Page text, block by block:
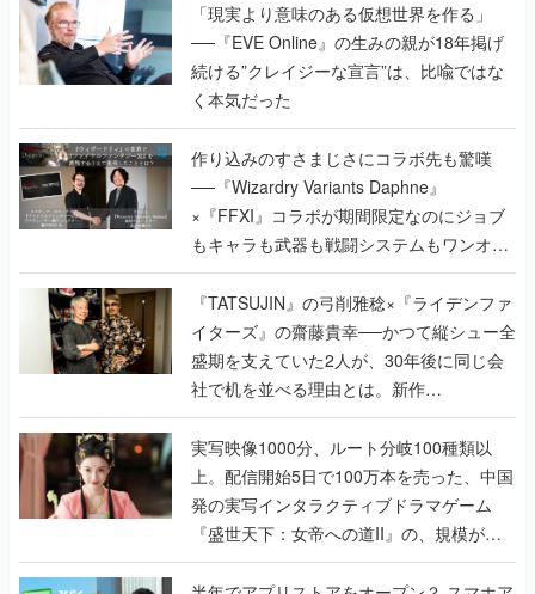
「現実より意味のある仮想世界を作る」
──『EVE Online』の生みの親が18年掲げ
続ける”クレイジーな宣言”は、比喩ではな
く本気だった
作り込みのすさまじさにコラボ先も驚嘆
──『Wizardry Variants Daphne』
×『FFXI』コラボが期間限定なのにジョブ
もキャラも武器も戦闘システムもワンオフ
で作り込まれた理由を両ディレクターに聞
く
『TATSUJIN』の弓削雅稔×『ライデンファ
イターズ』の齋藤貴幸──かつて縦シュー全
盛期を支えていた2人が、30年後に同じ会
社で机を並べる理由とは。新作
『TATSUJIN EXTREME』で初タッグを組
んだレジェンド2人に訊く開発秘話
実写映像1000分、ルート分岐100種類以
上。配信開始5日で100万本を売った、中国
発の実写インタラクティブドラマゲーム
『盛世天下：女帝への道II』の、規模が違
うこだわりをプロデューサーに聞いた